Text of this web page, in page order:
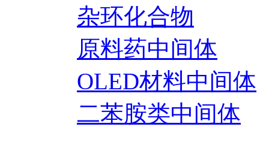
杂环化合物
原料药中间体
OLED材料中间体
二苯胺类中间体